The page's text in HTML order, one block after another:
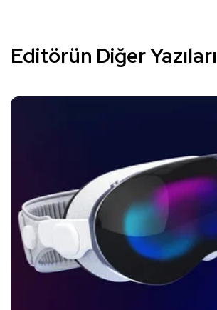
Editörün Diğer Yazıları